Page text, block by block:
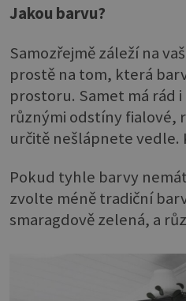
Jakou barvu?
Samozřejmě záleží na
prostě na tom, která
prostoru. Samet má rád
různými odstíny fialové,
určitě nešlápnete vedle.
Pokud tyhle barvy
zvolte méně tradiční
smaragdově zelená, a